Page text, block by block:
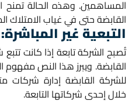
المساهمين. وهذه الحالة تمنح
القابضة حتى في غياب الامتلاك
التبعية غير المباشرة:
تُصبح الشركة تابعة إذا كانت
القابضة. ويبرز هذا النص مفهوم
للشركة القابضة إدارة
خلال إحدى شركاتها التابعة.